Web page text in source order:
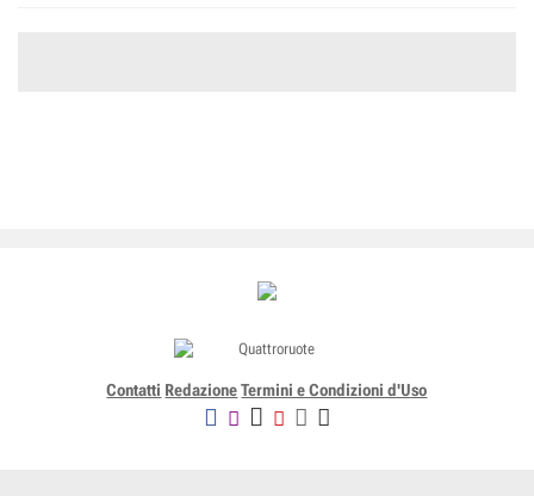
Contatti Redazione Termini e Condizioni d'Uso